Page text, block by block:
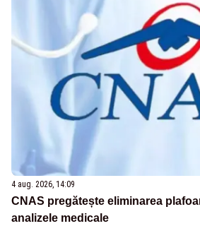
4 aug. 2026, 14:09
CNAS pregătește eliminarea
analizele medicale